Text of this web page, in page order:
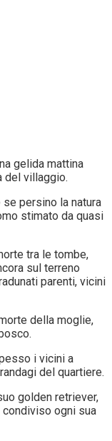
gelida mattina
del villaggio.
persino la natura
stimato da quasi
tra le tombe,
sul terreno
parenti, vicini
della moglie,
i vicini a
del quartiere.
golden retriever,
condiviso ogni sua